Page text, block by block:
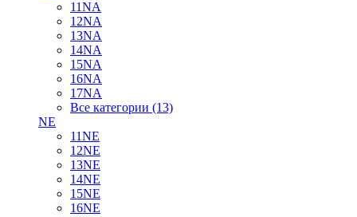
11NA
12NA
13NA
14NA
15NA
16NA
17NA
Все категории (13)
NE
11NE
12NE
13NE
14NE
15NE
16NE